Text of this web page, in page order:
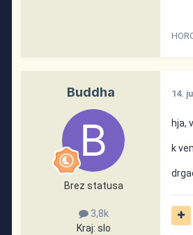
Buddha
Brez statusa
3,8k
Kraj: slo
14.
hja,
k